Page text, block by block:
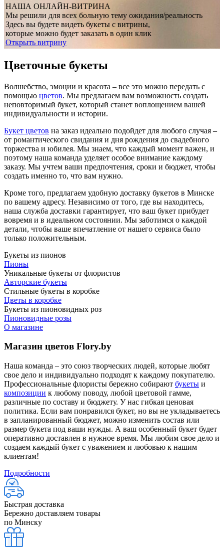
НАША ОНЛАЙН-ВИТРИНА
Мы решили для всех больную тему ожидания/реальность
Здесь вы будете видеть букеты с витрины,
которые можно будет заказать в один клик
Открыть витрину
Цветочные букеты
Волшебство, эмоции и красота – все это можно передать с
помощью цветов. Мы предлагаем вам возможность создать
неповторимый букет, который станет воплощением вашей
индивидуальности и истории.
Букет цветов на заказ идеально подойдет для любого случая –
от романтического свидания и дня рождения до свадебного
торжества и юбилея. Мы знаем, что каждый момент важен, и
поэтому наша команда уделяет особое внимание каждому
заказу. Мы учтем ваши предпочтения, сроки и бюджет, чтобы
создать именно то, что вам нужно.
Кроме того, предлагаем удобную доставку букетов в Минске
по вашему адресу. Независимо от того, где вы находитесь,
наша служба доставки гарантирует, что ваш букет прибудет
вовремя и в идеальном состоянии. Мы заботимся о каждой
детали, чтобы ваше впечатление от нашего сервиса было
только положительным.
Букеты из пионов
Пионы
Уникальные букеты от флористов
Авторские букеты
Стильные букеты в коробке
Цветы в коробке
Букеты из пионовидных роз
Пионовидные розы
О магазине
Магазин цветов Flory.by
Наша команда – это союз творческих людей, которые любят
свое дело и индивидуально подходят к каждому покупателю.
Профессиональные флористы бережно собирают букеты и
композиции к любому поводу, любой цветовой гамме,
различные по составу и бюджету. У нас гибкая ценовая
политика. Если вам понравился букет, но вы не укладываетесь
в запланированный бюджет, можно изменить состав или
размер букета под ваши нужды. А ваш особенный букет будет
оперативно доставлен в нужное время. Мы любим свое дело и
создаем каждый букет с уважением и любовью к нашим
клиентам!
Подробности
Быстрая доставка
Бережно доставляем товары
по Минску